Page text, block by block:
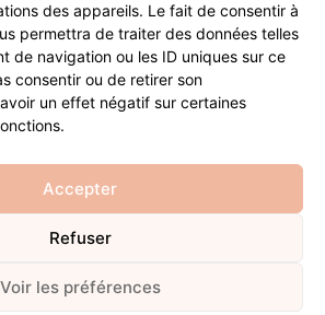
des appareils. Le fait de consentir à
permettra de traiter des données telles
de navigation ou les ID uniques sur ce
consentir ou de retirer son
un effet négatif sur certaines
Accepter
Refuser
Voir les préférences
68180 Horbourg-Wihr
· Politique de confidentialité
Développement